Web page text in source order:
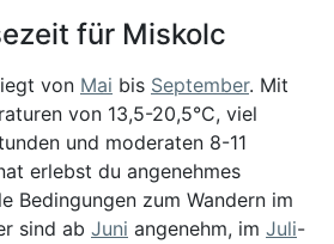
für Miskolc
von Mai bis September. Mit
von 13,5-20,5°C, viel
und moderaten 8-11
erlebst du angenehmes
Bedingungen zum Wandern im
sind ab Juni angenehm, im Juli-